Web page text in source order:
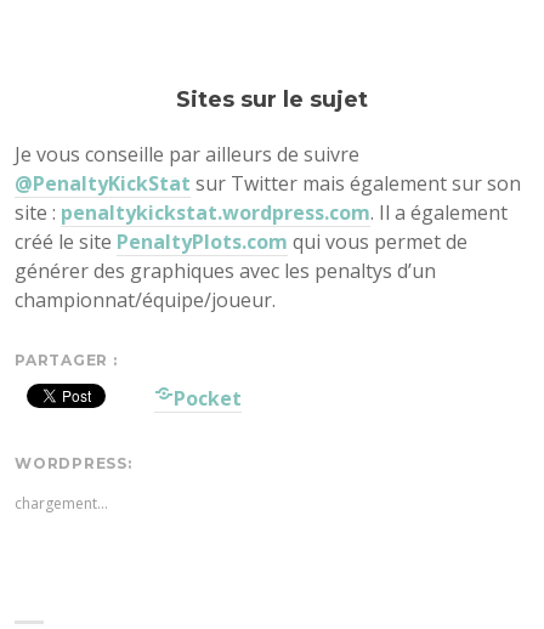
Sites sur le sujet
Je vous conseille par ailleurs de suivre
@PenaltyKickStat sur Twitter mais également sur son
site : penaltykickstat.wordpress.com. Il a également
créé le site PenaltyPlots.com qui vous permet de
générer des graphiques avec les penaltys d’un
championnat/équipe/joueur.
PARTAGER :
Pocket
WORDPRESS:
chargement…